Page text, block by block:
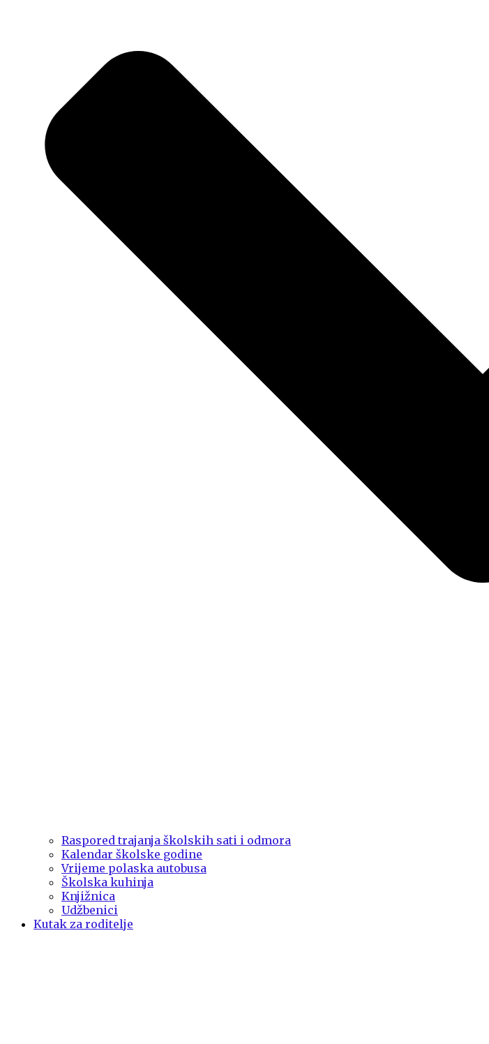
Raspored trajanja školskih sati i odmora
Kalendar školske godine
Vrijeme polaska autobusa
Školska kuhinja
Knjižnica
Udžbenici
Kutak za roditelje